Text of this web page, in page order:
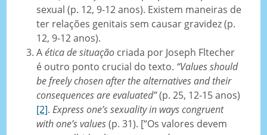
sexual (p. 12, 9-12 anos). Existem maneiras de
ter relações genitais sem causar gravidez (p.
12, 9-12 anos).
Aética de situação criada por Joseph Fltecher
é outro ponto crucial do texto. “Values should
be freely chosen after the alternatives and their
consequences are evaluated”(p. 25, 12-15 anos)
[2].Express one’s sexuality in ways congruent
with one’s values(p. 31). [“Os valores devem